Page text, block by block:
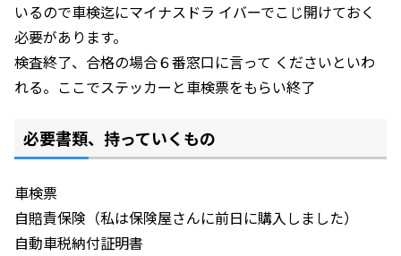
いるので車検迄にマイナスドラ イバーでこじ開けておく
必要があります。
検査終了、合格の場合６番窓口に言って くださいといわ
れる。ここでステッカーと車検票をもらい終了
必要書類、持っていくもの
車検票
自賠責保険（私は保険屋さんに前日に購入しました）
自動車税納付証明書